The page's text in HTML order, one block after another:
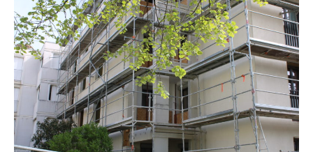
Services aux territoires
Services aux habitants
Innovation
Qui sommes-nous
Notre vision